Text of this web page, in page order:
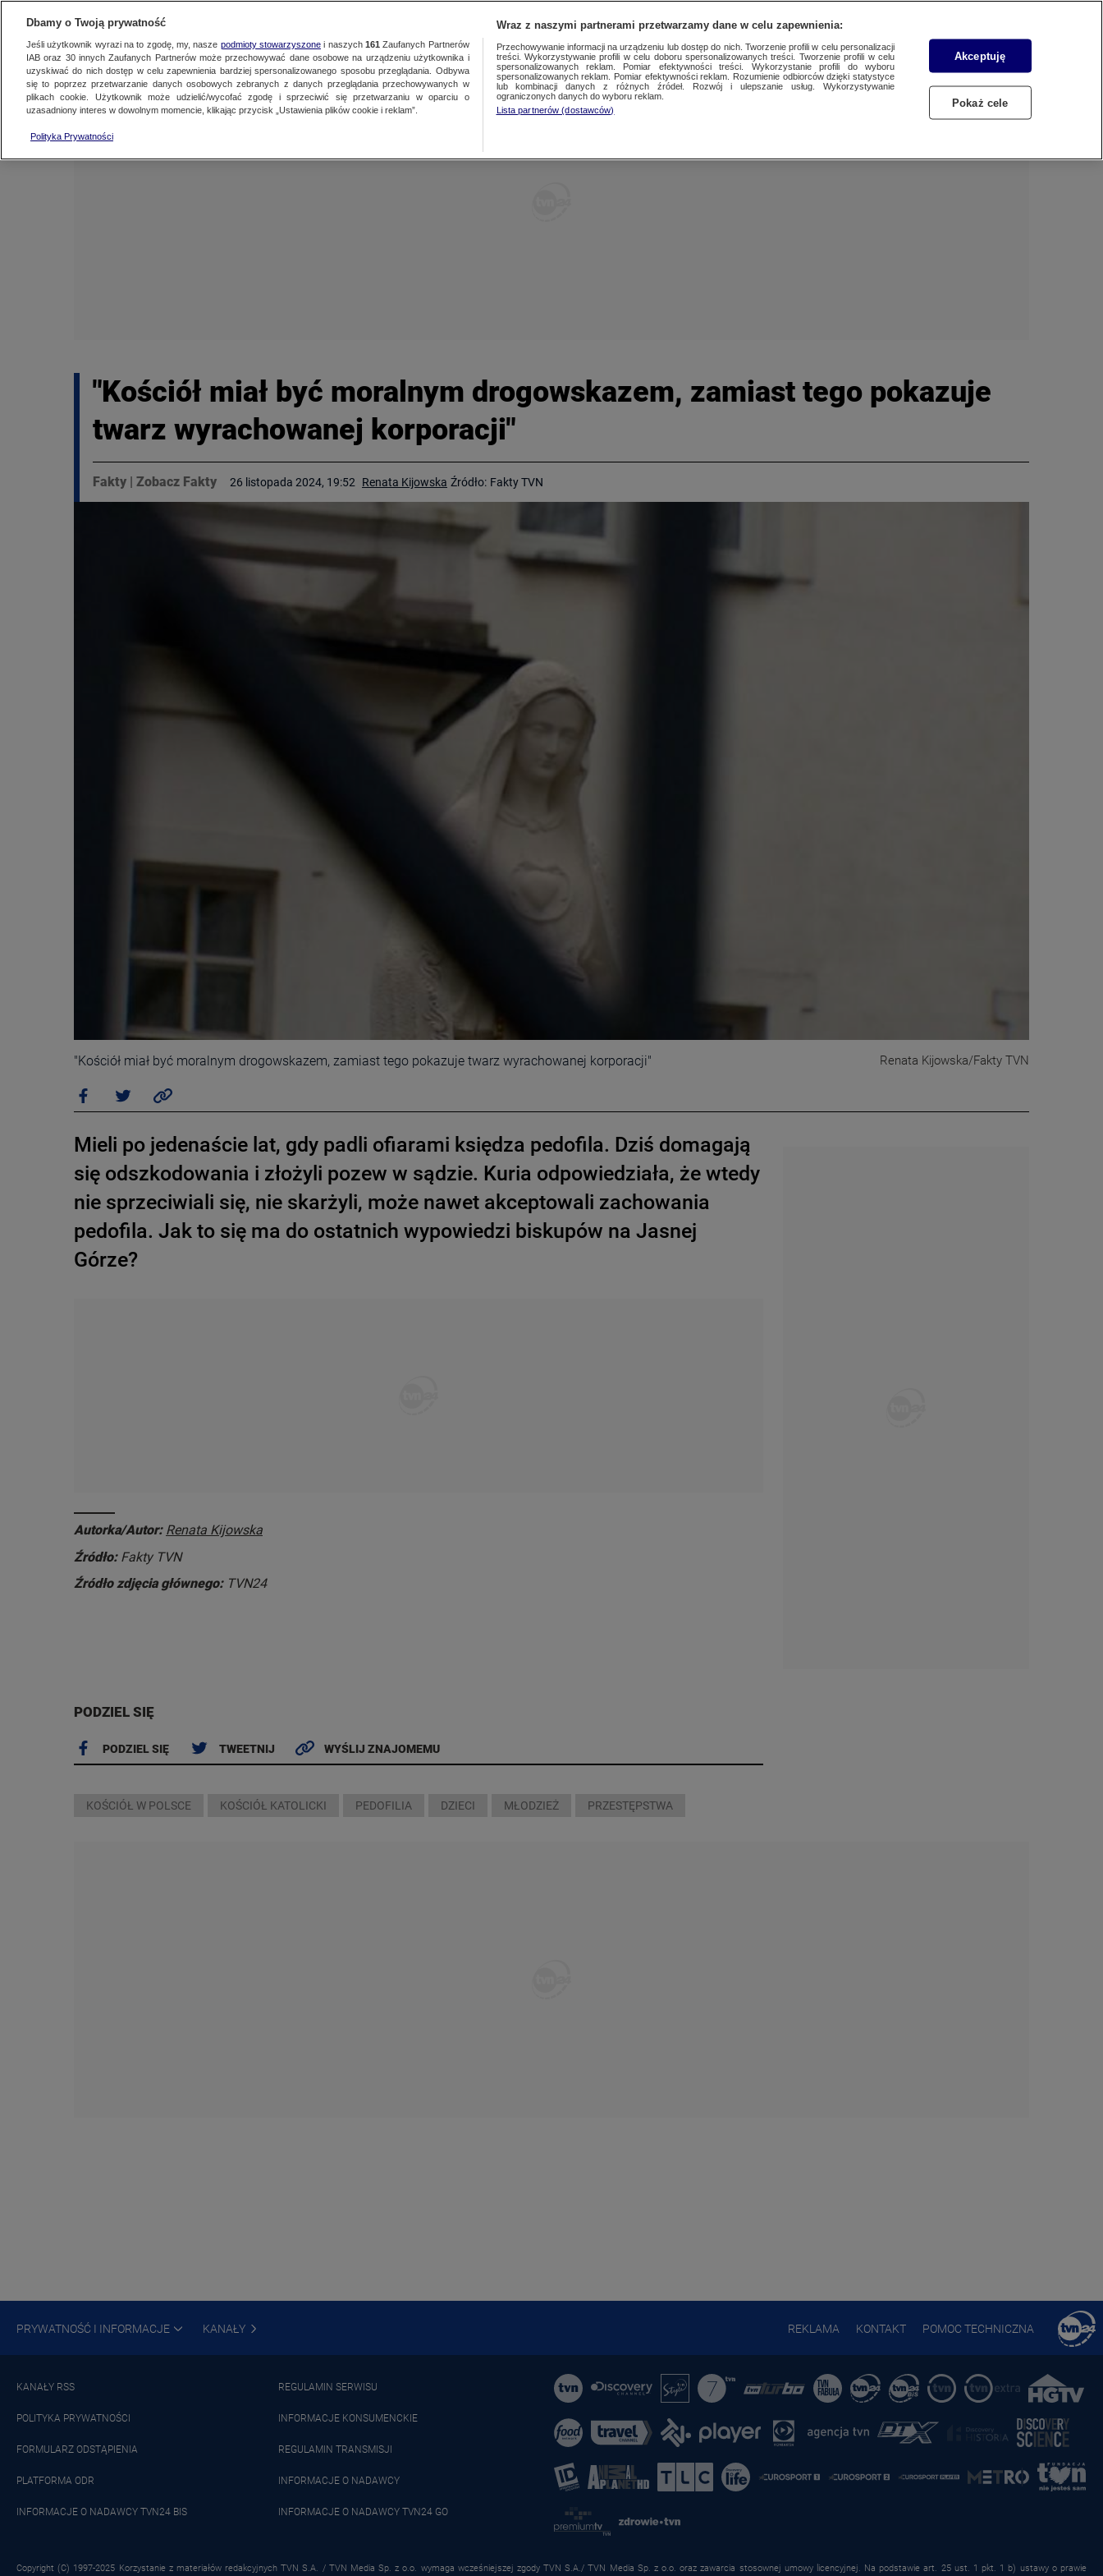
FAKTY PO FAKTACH FAKTY O ŚWIECIE
Dzień dobry!
ZALOGUJ SIĘ
"Kościół miał być moralnym drogowskazem, zamiast tego pokazuje
twarz wyrachowanej korporacji"
Fakty | Zobacz Fakty 26 listopada 2024, 19:52 Renata Kijowska Źródło: Fakty TVN
"Kościół miał być moralnym drogowskazem, zamiast tego pokazuje twarz wyrachowanej korporacji" Renata Kijowska/Fakty TVN
Mieli po jedenaście lat, gdy padli ofiarami księdza pedofila. Dziś domagają
się odszkodowania i złożyli pozew w sądzie. Kuria odpowiedziała, że wtedy
nie sprzeciwiali się, nie skarżyli, może nawet akceptowali zachowania
pedofila. Jak to się ma do ostatnich wypowiedzi biskupów na Jasnej
Górze?
Autorka/Autor: Renata Kijowska
Źródło: Fakty TVN
Źródło zdjęcia głównego: TVN24
PODZIEL SIĘ
PODZIEL SIĘ TWEETNIJ WYŚLIJ ZNAJOMEMU
KOŚCIÓŁ W POLSCE KOŚCIÓŁ KATOLICKI PEDOFILIA DZIECI MŁODZIEŻ PRZESTĘPSTWA
PRYWATNOŚĆ I INFORMACJE KANAŁY REKLAMA KONTAKT POMOC TECHNICZNA
KANAŁY RSS REGULAMIN SERWISU
POLITYKA PRYWATNOŚCI INFORMACJE KONSUMENCKIE
FORMULARZ ODSTĄPIENIA REGULAMIN TRANSMISJI
PLATFORMA ODR INFORMACJE O NADAWCY
INFORMACJE O NADAWCY TVN24 BIS INFORMACJE O NADAWCY TVN24 GO
Copyright (C) 1997-2025 Korzystanie z materiałów redakcyjnych TVN S.A. / TVN Media Sp. z o.o. wymaga wcześniejszej zgody TVN S.A./ TVN Media Sp. z o.o. oraz zawarcia stosownej umowy licencyjnej. Na podstawie art. 25 ust. 1 pkt. 1 b) ustawy o prawie
Dbamy o Twoją prywatność
Jeśli użytkownik wyrazi na to zgodę, my, nasze podmioty stowarzyszonei naszych 161 Zaufanych Partnerów
IAB oraz 30innych Zaufanych Partnerów może przechowywać dane osobowe na urządzeniu użytkownika i
uzyskiwać do nich dostęp w celu zapewnienia bardziej spersonalizowanego sposobu przeglądania. Odbywa
się to poprzez przetwarzanie danych osobowych zebranych z danych przeglądania przechowywanych w
plikach cookie. Użytkownik może udzielić/wycofać zgodę i sprzeciwić się przetwarzaniu w oparciu o
uzasadniony interes w dowolnym momencie, klikając przycisk „Ustawienia plików cookie i reklam”.
Polityka Prywatności
Wraz z naszymi partnerami przetwarzamy dane w celu zapewnienia:
Przechowywanie informacji na urządzeniu lub dostęp do nich. Tworzenie profili w celu personalizacji
treści. Wykorzystywanie profili w celu doboru spersonalizowanych treści. Tworzenie profili w celu
spersonalizowanych reklam. Pomiar efektywności treści. Wykorzystanie profili do wyboru
spersonalizowanych reklam. Pomiar efektywności reklam. Rozumienie odbiorców dzięki statystyce
lub kombinacji danych z różnych źródeł. Rozwój i ulepszanie usług. Wykorzystywanie
ograniczonych danych do wyboru reklam.
Lista partnerów (dostawców)
Akceptuję
Pokaż cele